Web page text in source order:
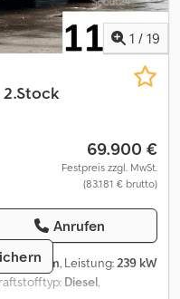
1 / 19
2.Stock
69.900 €
Festpreis zzgl. MwSt.
(83.181 € brutto)
Anrufen
88.935 km, Leistung:239 kW
Diesel,